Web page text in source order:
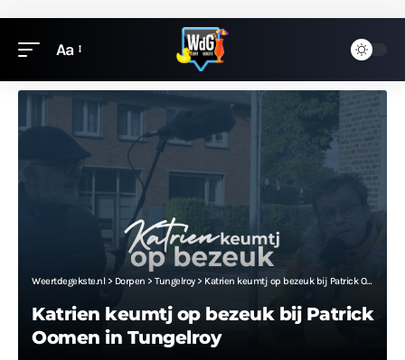
Aa
Weertdegekste.nl> Dorpen > Tungelroy> Katrien keumtj op bezeuk bij Patrick Oomen in Tungelroy
Katrien keumtj op bezeuk bij Patrick
Oomen in Tungelroy